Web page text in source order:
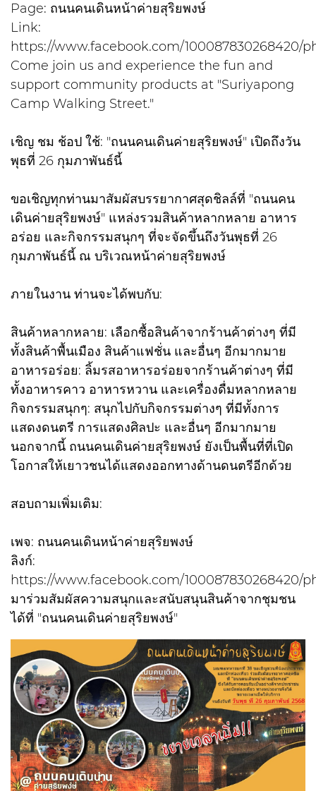
Page: ถนนคนเดินหน้าค่ายสุริยพงษ์
Link:
https://www.facebook.com/100087830268420/
Come join us and experience the fun and
support community products at "Suriyapong
Camp Walking Street."
เชิญ ชม ช้อป ใช้: "ถนนคนเดินค่ายสุริยพงษ์" เปิดถึงวัน
พุธที่ 26 กุมภาพันธ์นี้
ขอเชิญทุกท่านมาสัมผัสบรรยากาศสุดชิลล์ที่ "ถนนคน
เดินค่ายสุริยพงษ์" แหล่งรวมสินค้าหลากหลาย อาหาร
อร่อย และกิจกรรมสนุกๆ ที่จะจัดขึ้นถึงวันพุธที่ 26
กุมภาพันธ์นี้ ณ บริเวณหน้าค่ายสุริยพงษ์
ภายในงาน ท่านจะได้พบกับ:
สินค้าหลากหลาย: เลือกซื้อสินค้าจากร้านค้าต่างๆ ที่มี
ทั้งสินค้าพื้นเมือง สินค้าแฟชั่น และอื่นๆ อีกมากมาย
อาหารอร่อย: ลิ้มรสอาหารอร่อยจากร้านค้าต่างๆ ที่มี
ทั้งอาหารคาว อาหารหวาน และเครื่องดื่มหลากหลาย
กิจกรรมสนุกๆ: สนุกไปกับกิจกรรมต่างๆ ที่มีทั้งการ
แสดงดนตรี การแสดงศิลปะ และอื่นๆ อีกมากมาย
นอกจากนี้ ถนนคนเดินค่ายสุริยพงษ์ ยังเป็นพื้นที่ที่เปิด
โอกาสให้เยาวชนได้แสดงออกทางด้านดนตรีอีกด้วย
สอบถามเพิ่มเติม:
เพจ: ถนนคนเดินหน้าค่ายสุริยพงษ์
ลิงก์:
https://www.facebook.com/100087830268420/
มาร่วมสัมผัสความสนุกและสนับสนุนสินค้าจากชุมชน
ได้ที่ "ถนนคนเดินค่ายสุริยพงษ์"